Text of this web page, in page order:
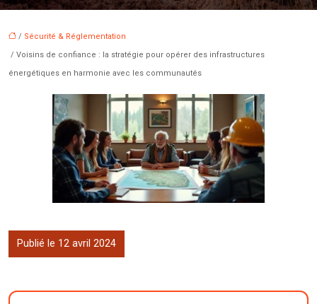
/ Sécurité & Réglementation
/ Voisins de confiance : la stratégie pour opérer des infrastructures
énergétiques en harmonie avec les communautés
Publié le 12 avril 2024